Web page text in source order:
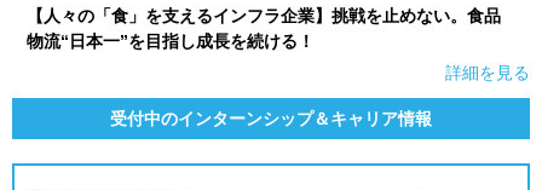
【人々の「食」を支えるインフラ企業】挑戦を止めない。食品
物流“日本一”を目指し成長を続ける！
詳細を見る
受付中のインターンシップ＆キャリア情報